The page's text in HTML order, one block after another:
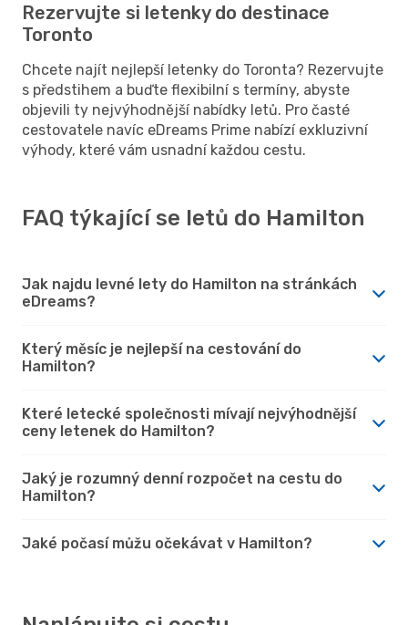
Rezervujte si letenky do destinace
Toronto
Chcete najít nejlepší letenky do Toronta? Rezervujte
s předstihem a buďte flexibilní s termíny, abyste
objevili ty nejvýhodnější nabídky letů. Pro časté
cestovatele navíc eDreams Prime nabízí exkluzivní
výhody, které vám usnadní každou cestu.
FAQ týkající se letů do Hamilton
Jak najdu levné lety do Hamilton na stránkách
eDreams?
Který měsíc je nejlepší na cestování do
Hamilton?
Které letecké společnosti mívají nejvýhodnější
ceny letenek do Hamilton?
Jaký je rozumný denní rozpočet na cestu do
Hamilton?
Jaké počasí můžu očekávat v Hamilton?